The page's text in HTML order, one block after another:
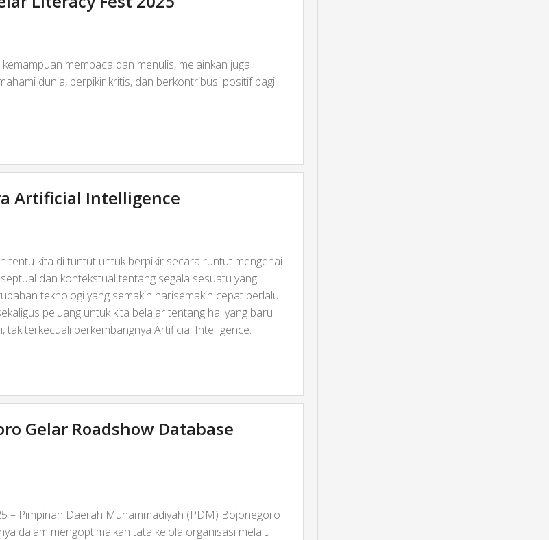
membaca dan menulis, melainkan juga
dunia, berpikir kritis, dan berkontribusi positif bagi
Artificial Intelligence
tentu kita di tuntut untuk berpikir secara runtut mengenai
dan kontekstual tentang segala sesuatu yang
teknologi yang semakin harisemakin cepat berlalu
peluang untuk kita belajar tentang hal yang baru
tak terkecuali berkembangnya Artificial Intelligence.
Gelar Roadshow Database
– Pimpinan Daerah Muhammadiyah (PDM) Bojonegoro
dalam mengoptimalkan tata kelola organisasi melalui